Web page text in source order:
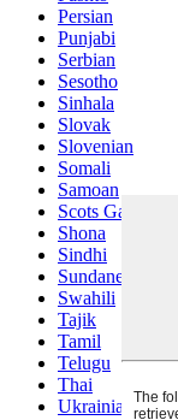
Persian
Punjabi
Serbian
Sesotho
Sinhala
Slovak
Slovenian
Somali
Samoan
Scots Gaelic
Shona
Sindhi
Sundanese
Swahili
Tajik
Tamil
Telugu
Thai
Ukrainian